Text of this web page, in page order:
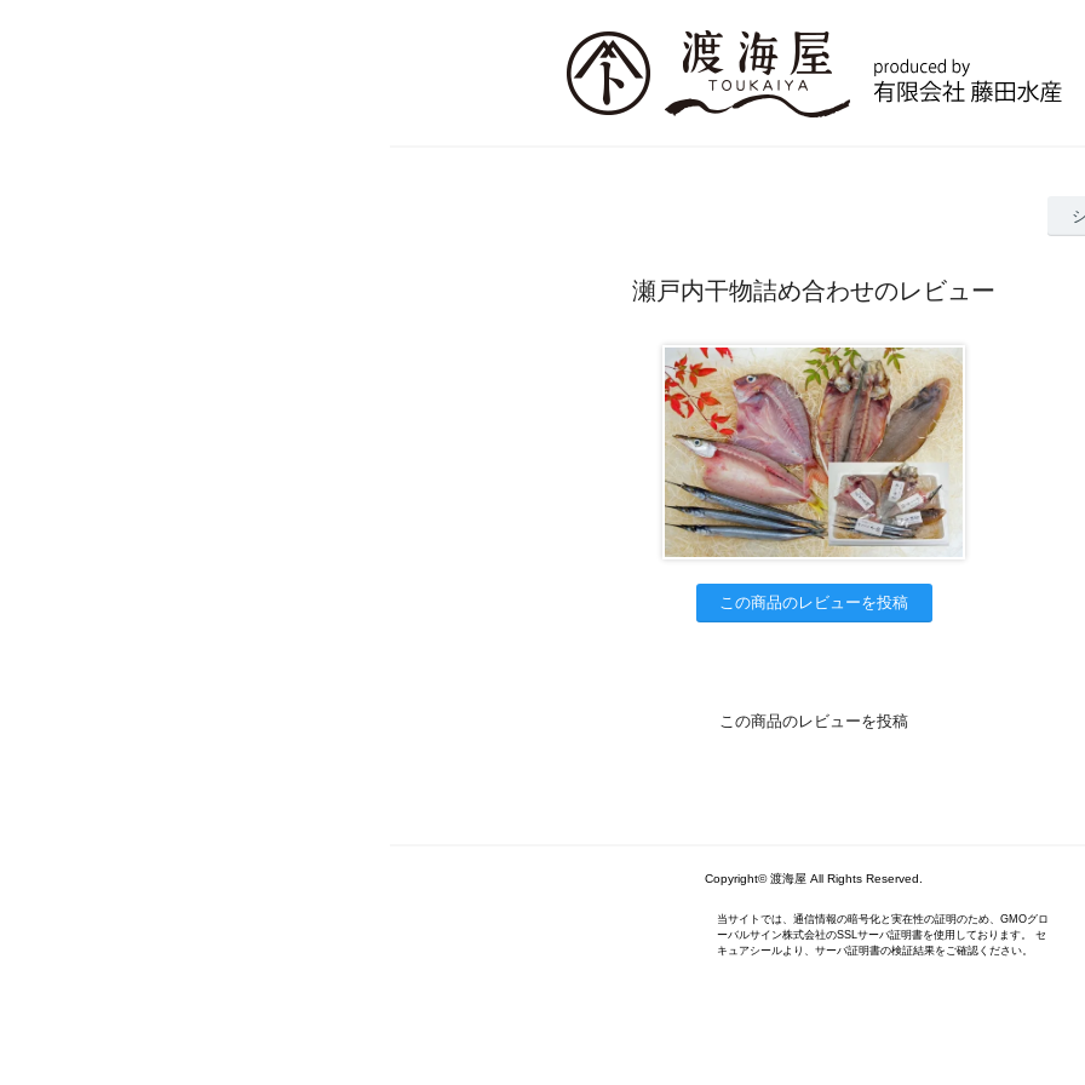
瀬戸内干物詰め合わせのレビュー
この商品のレビューを投稿
この商品のレビューを投稿
Copyright© 渡海屋 All Rights Reserved.
当サイトでは、通信情報の暗号化と実在性の証明のため、GMOグロ
ーバルサイン株式会社のSSLサーバ証明書を使用しております。 セ
キュアシールより、サーバ証明書の検証結果をご確認ください。